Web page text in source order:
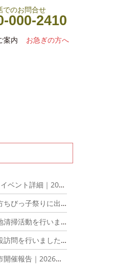
でのお問合せ
000-2410
案内 お急ぎの方へ
ント詳細｜2026年8月1日
子祭りに出店しました｜2026年7月26日
活動を行いました｜2026年7月19日
を行いました！｜2026年7月11日
催報告｜2026年7月6日